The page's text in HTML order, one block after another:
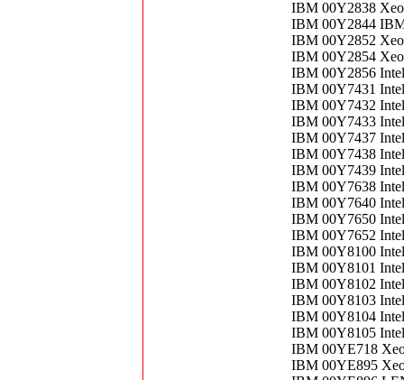
IBM 00Y2838
IBM 00Y2844
IBM 00Y2852
IBM 00Y2854
IBM 00Y2856
IBM 00Y7431
IBM 00Y7432
IBM 00Y7433
IBM 00Y7437
IBM 00Y7438
IBM 00Y7439
IBM 00Y7638
IBM 00Y7640
IBM 00Y7650
IBM 00Y7652
IBM 00Y8100
IBM 00Y8101
IBM 00Y8102
IBM 00Y8103
IBM 00Y8104
IBM 00Y8105
IBM 00YE718
IBM 00YE895